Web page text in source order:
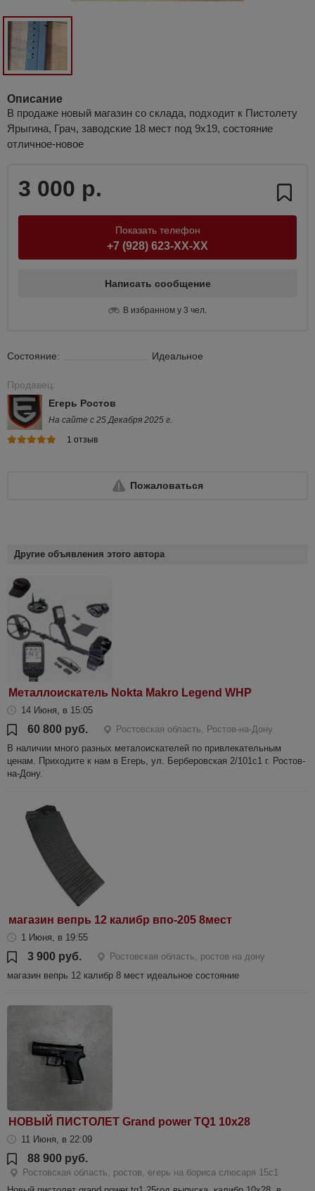
Описание
В продаже новый магазин со склада, подходит к Пистолету
Ярыгина, Грач, заводские 18 мест под 9х19, состояние
отличное-новое
3 000 р.
Показать телефон
+7 (928) 623-XX-XX
Написать сообщение
В избранном у 3 чел.
Состояние: Идеальное
Продавец:
Егерь Ростов
На сайте с 25 Декабря 2025 г.
1 отзыв
Пожаловаться
Другие объявления этого автора
Металлоискатель Nokta Makro Legend WHP
14 Июня, в 15:05
60 800 руб.
Ростовская область, Ростов-на-Дону
В наличии много разных металоискателей по привлекательным
ценам. Приходите к нам в Егерь, ул. Берберовская 2/101с1 г. Ростов-
на-Дону.
магазин вепрь 12 калибр впо-205 8мест
1 Июня, в 19:55
3 900 руб.
Ростовская область, ростов на дону
магазин вепрь 12 калибр 8 мест идеальное состояние
НОВЫЙ ПИСТОЛЕТ Grand power TQ1 10x28
11 Июня, в 22:09
88 900 руб.
Ростовская область, ростов, егерь на бориса слюсаря 15с1